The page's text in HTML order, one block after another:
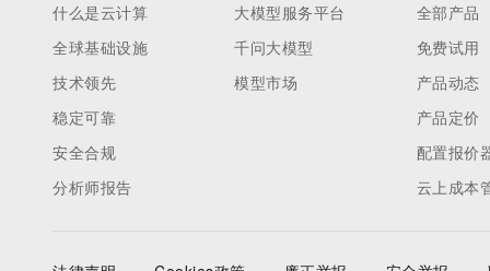
什么是云计算
全球基础设施
技术领先
稳定可靠
安全合规
分析师报告
大模型服务平台
千问大模型
模型市场
全部产品
免费试用
产品动态
产品定价
配置报价
云上成本